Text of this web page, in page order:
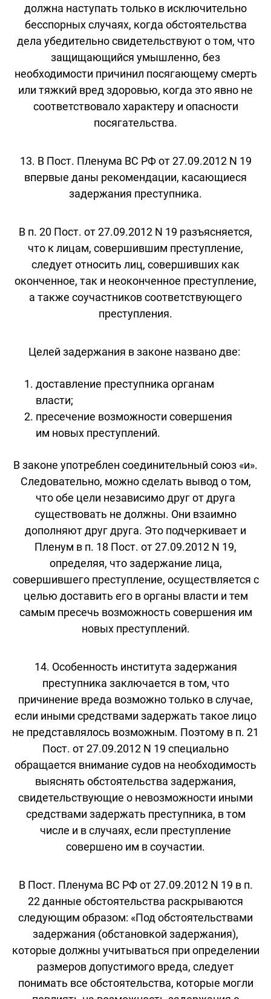
должна наступать только в исключительно
бесспорных случаях, когда обстоятельства
дела убедительно свидетельствуют о том, что
защищающийся умышленно, без
необходимости причинил посягающему смерть
или тяжкий вред здоровью, когда это явно не
соответствовало характеру и опасности
посягательства.
13. В Пост. Пленума ВС РФ от 27.09.2012 N 19
впервые даны рекомендации, касающиеся
задержания преступника.
В п. 20 Пост. от 27.09.2012 N 19 разъясняется,
что к лицам, совершившим преступление,
следует относить лиц, совершивших как
оконченное, так и неоконченное преступление,
а также соучастников соответствующего
преступления.
Целей задержания в законе названо две:
доставление преступника органам
власти;
пресечение возможности совершения
им новых преступлений.
В законе употреблен соединительный союз «и».
Следовательно, можно сделать вывод о том,
что обе цели независимо друг от друга
существовать не должны. Они взаимно
дополняют друг друга. Это подчеркивает и
Пленум в п. 18 Пост. от 27.09.2012 N 19,
определяя, что задержание лица,
совершившего преступление, осуществляется с
целью доставить его в органы власти и тем
самым пресечь возможность совершения им
новых преступлений.
14. Особенность института задержания
преступника заключается в том, что
причинение вреда возможно только в случае,
если иными средствами задержать такое лицо
не представлялось возможным. Поэтому в п. 21
Пост. от 27.09.2012 N 19 специально
обращается внимание судов на необходимость
выяснять обстоятельства задержания,
свидетельствующие о невозможности иными
средствами задержать преступника, в том
числе и в случаях, если преступление
совершено им в соучастии.
В Пост. Пленума ВС РФ от 27.09.2012 N 19 в п.
22 данные обстоятельства раскрываются
следующим образом: «Под обстоятельствами
задержания (обстановкой задержания),
которые должны учитываться при определении
размеров допустимого вреда, следует
понимать все обстоятельства, которые могли